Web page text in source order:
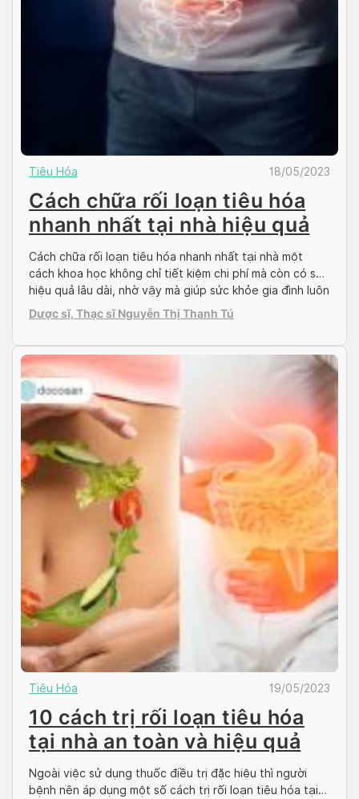
Tiêu Hóa 18/05/2023
Cách chữa rối loạn tiêu hóa
nhanh nhất tại nhà hiệu quả
Cách chữa rối loạn tiêu hóa nhanh nhất tại nhà một
cách khoa học không chỉ tiết kiệm chi phí mà còn có sự
hiệu quả lâu dài, nhờ vậy mà giúp sức khỏe gia đình luôn
trong tình trạng tốt nhất. Sau đây Doctor có sẵn sẽ giới
thiệu đến bạn những cách để […]
Dược sĩ, Thạc sĩ Nguyễn Thị Thanh Tú
Tiêu Hóa 19/05/2023
10 cách trị rối loạn tiêu hóa
tại nhà an toàn và hiệu quả
Ngoài việc sử dụng thuốc điều trị đặc hiệu thì người
bệnh nên áp dụng một số cách trị rối loạn tiêu hóa tại